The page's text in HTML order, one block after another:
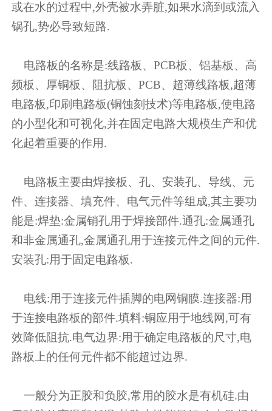
或在水的过程中,外壳被水弄脏,如果水滴到或流入
锅孔,势必导致短路.
电路板的名称是:线路板、PCB板、铝基板、高
频板、厚铜板、阻抗板、PCB、超薄线路板,超薄
电路板,印刷电路板(铜蚀刻技术)等电路板,使电路
的小型化和可视化,并在固定电路大规模生产和优
化起着重要的作用.
电路板主要由焊接板、孔、安装孔、导线、元
件、连接器、填充件、电气元件等组成,其主要功
能是:焊垫:金属销孔用于焊接部件.通孔:金属通孔
和非金属通孔,金属通孔用于连接元件之间的元件.
安装孔:用于固定电路板.
电线:用于连接元件插脚的电网铜膜.连接器:用
于连接电路板的部件.填料:铜应用于地线网,可有
效降低阻抗.电气边界:用于确定电路板的尺寸,电
路板上的任何元件都不能超过边界.
一般分为正胶和负胶,常用的胶水是有机硅.由